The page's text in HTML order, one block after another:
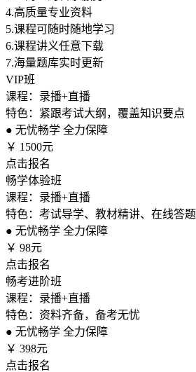
4.高质量专业资料
5.课程可随时随地学习
6.课程讲义任意下载
7.海量题库实时更新
VIP班
课程：录播+直播
特色：紧跟考试大纲，覆盖知识要点
● 无忧畅学 全力保障
￥ 1500元
点击报名
畅学体验班
课程：录播+直播
特色：考试导学、教材精讲、在线答题
● 无忧畅学 全力保障
￥ 98元
点击报名
畅考进阶班
课程：录播+直播
特色：资料齐备，备考无忧
● 无忧畅学 全力保障
￥ 398元
点击报名